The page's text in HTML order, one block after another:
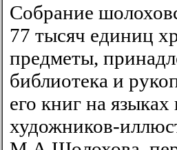
Собрание
77 тысяч единиц
предметы,
библиотека и
его книг на
художников-